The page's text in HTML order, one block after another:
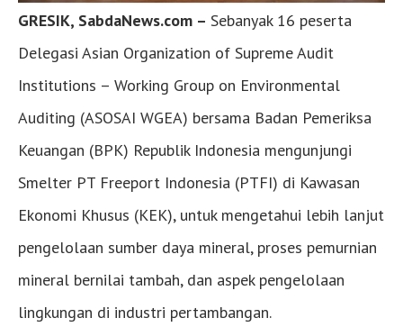
GRESIK, SabdaNews.com – Sebanyak 16 peserta
Delegasi Asian Organization of Supreme Audit
Institutions – Working Group on Environmental
Auditing (ASOSAI WGEA) bersama Badan Pemeriksa
Keuangan (BPK) Republik Indonesia mengunjungi
Smelter PT Freeport Indonesia (PTFI) di Kawasan
Ekonomi Khusus (KEK), untuk mengetahui lebih lanjut
pengelolaan sumber daya mineral, proses pemurnian
mineral bernilai tambah, dan aspek pengelolaan
lingkungan di industri pertambangan.